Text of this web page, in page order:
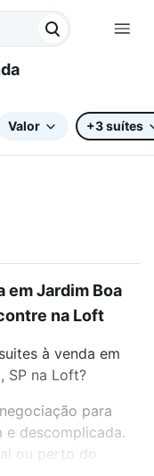
Valor +3 suítes
em Jardim Boa
na Loft
à venda em
SP na Loft?
para
e descomplicada.
ou perto do